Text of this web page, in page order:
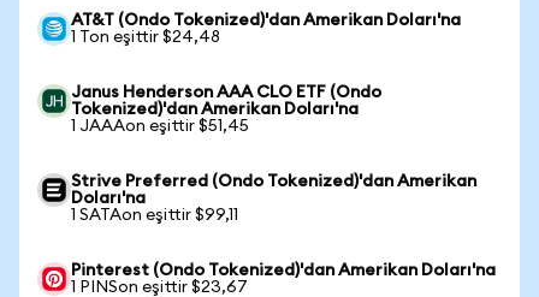
AT&T (Ondo Tokenized)'dan Amerikan Doları'na
1 Ton eşittir $24,48
Janus Henderson AAA CLO ETF (Ondo
Tokenized)'dan Amerikan Doları'na
1 JAAAon eşittir $51,45
Strive Preferred (Ondo Tokenized)'dan Amerikan
Doları'na
1 SATAon eşittir $99,11
Pinterest (Ondo Tokenized)'dan Amerikan Doları'na
1 PINSon eşittir $23,67